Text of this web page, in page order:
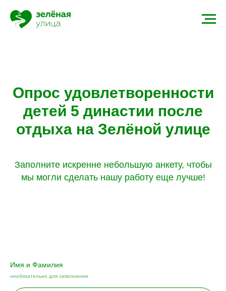
Опрос удовлетворенности
детей 5 династии после
отдыха на Зелёной улице
Заполните искренне небольшую анкету, чтобы
мы могли сделать нашу работу еще лучше!
Имя и Фамилия
необязательно для заполнения